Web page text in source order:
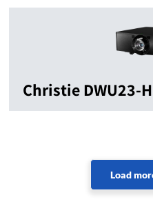
Christie DWU23-